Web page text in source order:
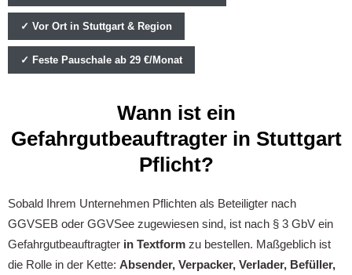
✓ Vor Ort in Stuttgart & Region
✓ Feste Pauschale ab 29 €/Monat
Wann ist ein
Gefahrgutbeauftragter in Stuttgart
Pflicht?
Sobald Ihrem Unternehmen Pflichten als Beteiligter nach
GGVSEB oder GGVSee zugewiesen sind, ist nach § 3 GbV ein
Gefahrgutbeauftragter in Textform zu bestellen. Maßgeblich ist
die Rolle in der Kette: Absender, Verpacker, Verlader, Befüller,